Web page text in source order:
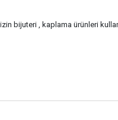
bijuteri , kaplama ürünleri